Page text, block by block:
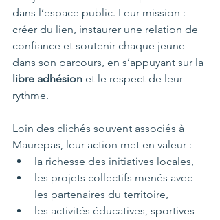
dans l’espace public. Leur mission :
créer du lien, instaurer une relation de
confiance et soutenir chaque jeune
dans son parcours, en s’appuyant sur la
libre adhésion et le respect de leur
rythme.
Loin des clichés souvent associés à
Maurepas, leur action met en valeur :
la richesse des initiatives locales,
les projets collectifs menés avec
les partenaires du territoire,
les activités éducatives, sportives